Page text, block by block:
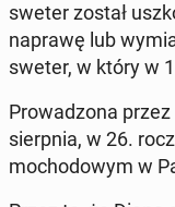
sweter został
naprawę lub
sweter, w który w
Pro­wa­dzo­na
sierp­nia, w 26.
mo­cho­do­wym w